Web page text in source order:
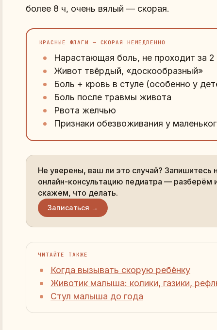
более 8 ч, очень вялый — скорая.
КРАСНЫЕ ФЛАГИ — СКОРАЯ НЕМЕДЛЕННО
Нарастающая боль, не проходит за 2
Живот твёрдый, «доскообразный»
Боль + кровь в стуле (особенно у
Боль после травмы живота
Рвота желчью
Признаки обезвоживания у
Не уверены, ваш ли это случай? Запишитесь
онлайн-консультацию педиатра — разберём
скажем, что делать.
Записаться →
ЧИТАЙТЕ ТАКЖЕ
Когда вызывать скорую ребёнку
Животик малыша: колики, газики,
Стул малыша до года